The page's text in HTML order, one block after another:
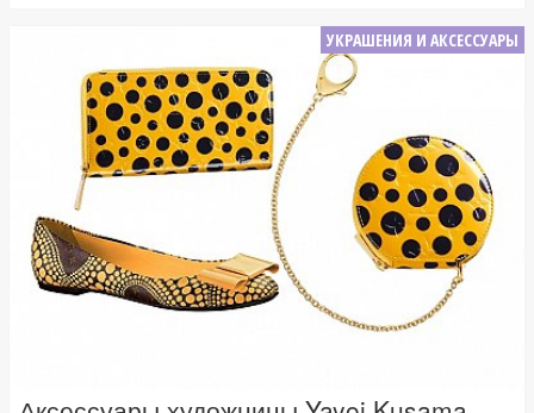
УКРАШЕНИЯ И АКСЕССУАРЫ